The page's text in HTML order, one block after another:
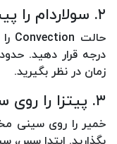
۲. سولاردام را پیش‌گرم کنید
زمان در نظر بگیرید.
۳. پیتزا را روی سینی قرار دهید
خمیر را روی سینی